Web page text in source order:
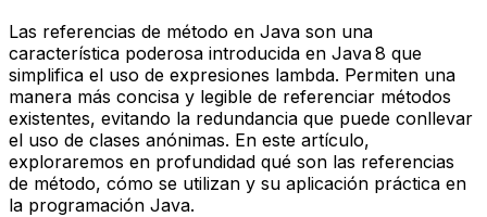
Las referencias de método en Java son una
característica poderosa introducida en Java 8 que
simplifica el uso de expresiones lambda. Permiten una
manera más concisa y legible de referenciar métodos
existentes, evitando la redundancia que puede conllevar
el uso de clases anónimas. En este artículo,
exploraremos en profundidad qué son las referencias
de método, cómo se utilizan y su aplicación práctica en
la programación Java.